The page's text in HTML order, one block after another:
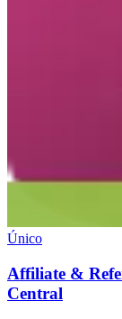
Único
Affiliate &
Central